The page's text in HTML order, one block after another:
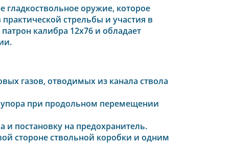
гладкоствольное оружие, которое
стрельбы и участия в
калибра 12х76 и обладает
газов, отводимых из канала ствола
упора при продольном перемещении
и постановку на предохранитель.
стороне ствольной коробки и одним